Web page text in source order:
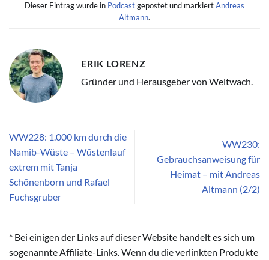
Dieser Eintrag wurde in Podcastgepostet und markiertAndreas
Altmann.
ERIK LORENZ
Gründer und Herausgeber von Weltwach.
WW228: 1.000 km durch die
Namib-Wüste – Wüstenlauf
extrem mit Tanja
Schönenborn und Rafael
Fuchsgruber
WW230:
Gebrauchsanweisung für
Heimat – mit Andreas
Altmann (2/2)
* Bei einigen der Links auf dieser Website handelt es sich um
sogenannte Affiliate-Links. Wenn du die verlinkten Produkte